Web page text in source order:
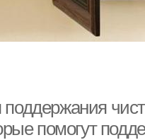
помогут